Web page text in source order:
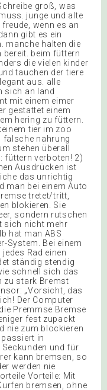
groß, was
junge und alte
wenn es an
gibt es ein
manche halten die
beim füttern
die vielen kinder
tauchen der tiere
aus. alle
sich an land
mit einem eimer
gestattet einem
hering zu füttern.
tier im zoo
falsche nahrung
stehen überall
füttern verboten! 2)
Ausdrücken ist
das unrichtig
man bei einem Auto
tretet/tritt,
blokieren. Sie
sondern rutschen
sich nicht mehr
hat man ABS
System. Bei einem
Rad einen
ständig stendig
schnell sich das
zu stark Bremst
„Vorsicht, das
Der Computer
Premmse Bremse
fest zupackt
nie zum blockieren
in
und für
kann bremsen, so
werden nie
Vorteile: Mit
bremsen, ohne